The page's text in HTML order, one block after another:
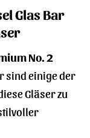
Glas Bar
No. 2
sind einige der
Gläser zu